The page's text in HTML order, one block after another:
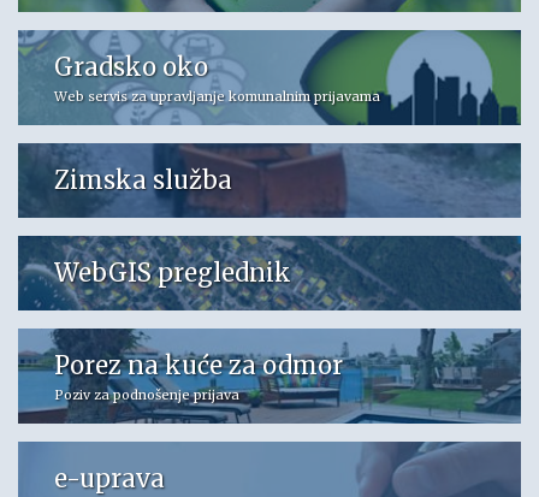
Gradsko oko
Web servis za upravljanje komunalnim prijavama
Zimska služba
WebGIS preglednik
Porez na kuće za odmor
Poziv za podnošenje prijava
e-uprava